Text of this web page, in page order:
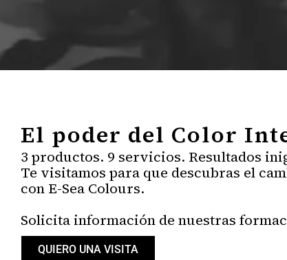
El poder del Color
3 productos. 9 servicios. Resultados
Te visitamos para que descubras el
con E-Sea Colours.
Solicita información de nuestras
QUIERO UNA VISITA